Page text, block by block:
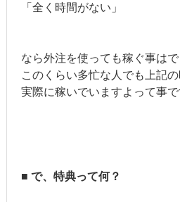
「全く時間がない」
なら外注を使っても稼ぐ事はで
このくらい多忙な人でも上記
実際に稼いでいますよって事で
■ で、特典って何？